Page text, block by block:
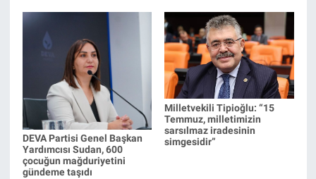
DEVA Partisi Genel Başkan
Yardımcısı Sudan, 600
çocuğun mağduriyetini
gündeme taşıdı
Milletvekili Tipioğlu: “15
Temmuz, milletimizin
sarsılmaz iradesinin
simgesidir”